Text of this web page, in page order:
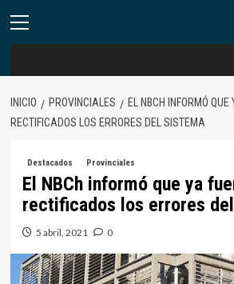
Menú
INICIO PROVINCIALES
EL NBCH INFORMÓ QUE
RECTIFICADOS LOS ERRORES DEL SISTEMA
Destacados Provinciales
El NBCh informó que ya
rectificados los errores
5 abril, 2021 0